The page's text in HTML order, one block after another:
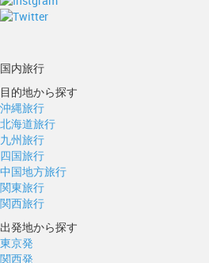
国内旅行
目的地から探す
沖縄旅行
北海道旅行
九州旅行
四国旅行
中国地方旅行
関東旅行
関西旅行
出発地から探す
東京発
関西発